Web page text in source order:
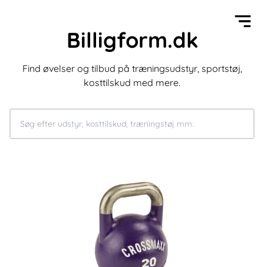
Billigform.dk
Find øvelser og tilbud på træningsudstyr, sportstøj,
kosttilskud med mere.